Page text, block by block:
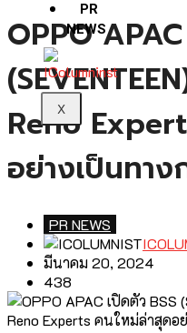
PR
NEWS
X
OPPO
Reno
อย่างเป็นทาง
PR NEWS
มีนาคม 20, 2024
438